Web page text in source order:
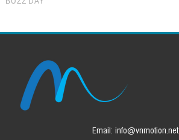
Email: info@vnmotion.net